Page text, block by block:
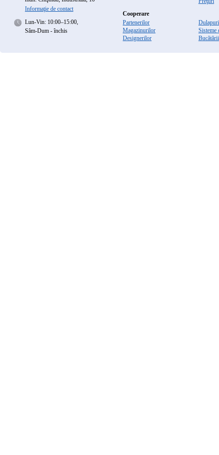
Informaţie de contact
Lun-Vin: 10:00–15:00,
Sâm-Dum - închis
Cooperare
Partenerilor
Magazinurilor
Designerilor
Sisteme
Bucătării